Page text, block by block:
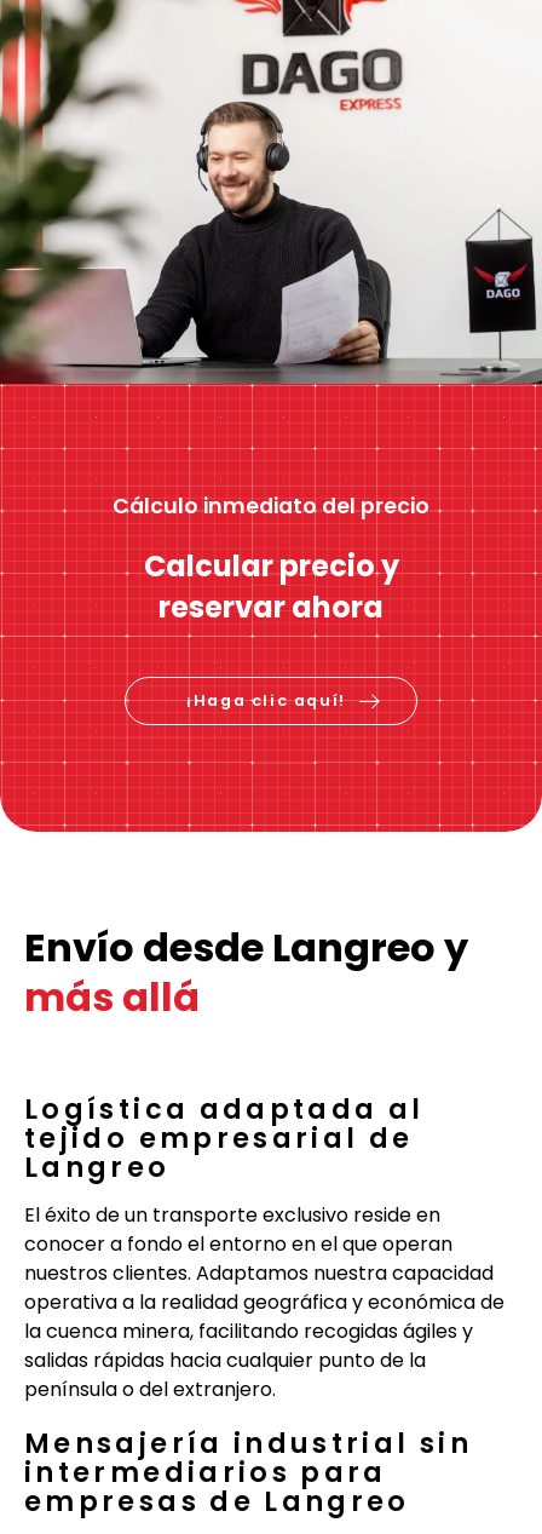
Cálculo inmediato del precio
Calcular precio y
reservar ahora
¡Haga clic aquí!
Envío desde Langreo y
más allá
Logística adaptada al
tejido empresarial de
Langreo
El éxito de un transporte exclusivo reside en
conocer a fondo el entorno en el que operan
nuestros clientes. Adaptamos nuestra capacidad
operativa a la realidad geográfica y económica de
la cuenca minera, facilitando recogidas ágiles y
salidas rápidas hacia cualquier punto de la
península o del extranjero.
Mensajería industrial sin
intermediarios para
empresas de Langreo